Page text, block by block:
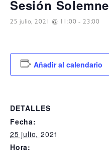
Sesión Solemne
25 julio, 2021 @ 11:00 -23:00
Añadir al calendario
DETALLES
Fecha:
25 julio, 2021
Hora: